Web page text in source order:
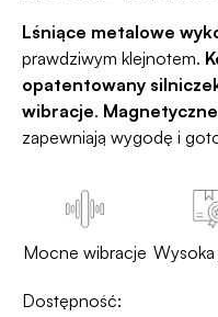
Lśniące metalowe
prawdziwym klejnotem.
opatentowany
wibracje.
zapewniają wygodę i
Mocne wibracje
Dostępność: